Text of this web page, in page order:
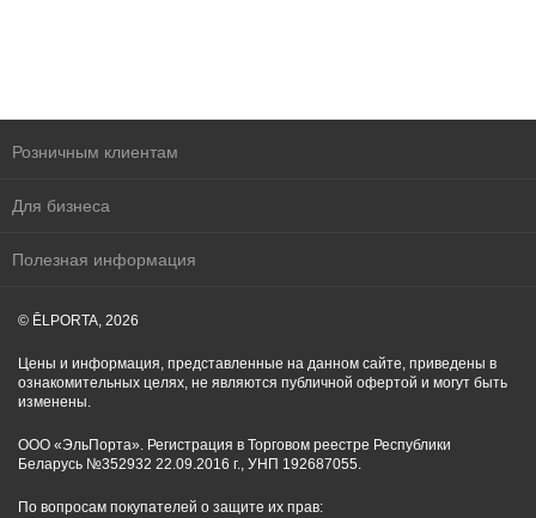
Розничным клиентам
Для бизнеса
Полезная информация
© ĒLPORTA, 2026
Цены и информация, представленные на данном сайте, приведены в
ознакомительных целях, не являются публичной офертой и могут быть
изменены.
ООО «ЭльПорта». Регистрация в Торговом реестре Республики
Беларусь №352932 22.09.2016 г., УНП 192687055.
По вопросам покупателей о защите их прав: